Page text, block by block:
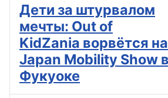
Дети за штурвалом
мечты: Out of
KidZania ворвётся на
Japan Mobility Show в
Фукуоке